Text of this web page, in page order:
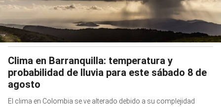
Clima en Barranquilla: temperatura y
probabilidad de lluvia para este sábado 8 de
agosto
El clima en Colombia se ve alterado debido a su complejidad